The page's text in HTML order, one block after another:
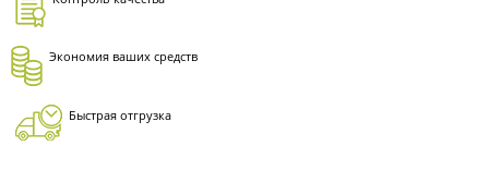
Экономия ваших средств
Быстрая отгрузка